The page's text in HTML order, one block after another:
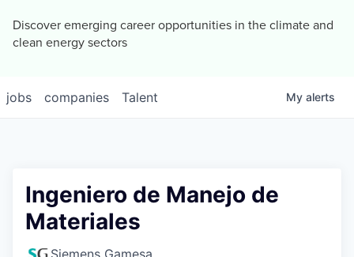
Discover emerging career opportunities in the climate and
clean energy sectors
jobs companies Talent My alerts
Ingeniero de Manejo de
Materiales
Siemens Gamesa